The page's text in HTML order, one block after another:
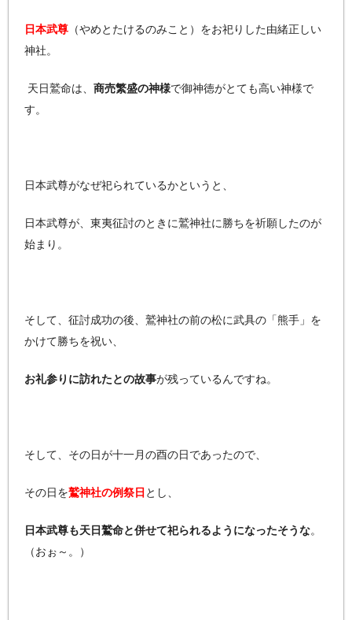
日本武尊 （やめとたけるのみこと）をお祀りした由緒正しい
神社。
天日鷲命は、 商売繁盛の神様で御神徳がとても高い神様で
す。
日本武尊がなぜ祀られているかというと、
日本武尊が、東夷征討のときに鷲神社に勝ちを祈願したのが
始まり。
そして、征討成功の後、鷲神社の前の松に武具の「熊手」を
かけて勝ちを祝い、
お礼参りに訪れたとの故事が残っているんですね。
そして、その日が十一月の酉の日であったので、
その日を鷲神社の例祭日 とし、
日本武尊も天日鷲命と併せて祀られるようになったそうな。
（おぉ～。）